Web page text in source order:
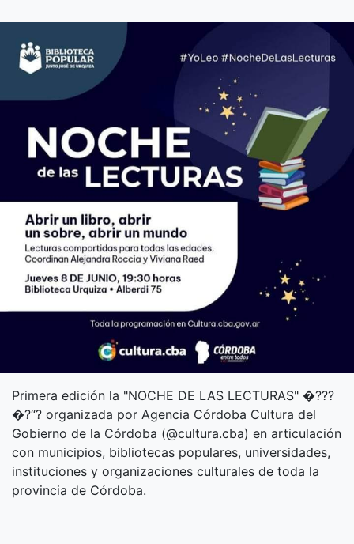
Primera edición la "NOCHE DE LAS LECTURAS" �???
�?“? organizada por Agencia Córdoba Cultura del
Gobierno de la Córdoba (@cultura.cba) en articulación
con municipios, bibliotecas populares, universidades,
instituciones y organizaciones culturales de toda la
provincia de Córdoba.